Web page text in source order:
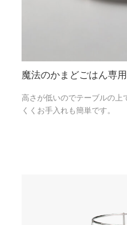
魔法のかまどごはん専
高さが低いのでテーブルの上
くくお手入れも簡単です。